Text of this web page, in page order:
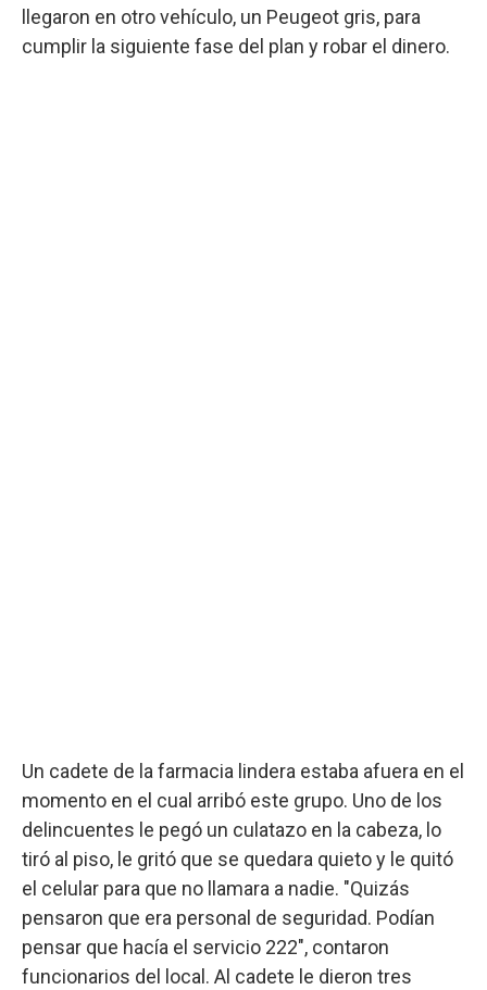
llegaron en otro vehículo, un Peugeot gris, para
cumplir la siguiente fase del plan y robar el dinero.
Un cadete de la farmacia lindera estaba afuera en el
momento en el cual arribó este grupo. Uno de los
delincuentes le pegó un culatazo en la cabeza, lo
tiró al piso, le gritó que se quedara quieto y le quitó
el celular para que no llamara a nadie. "Quizás
pensaron que era personal de seguridad. Podían
pensar que hacía el servicio 222", contaron
funcionarios del local. Al cadete le dieron tres